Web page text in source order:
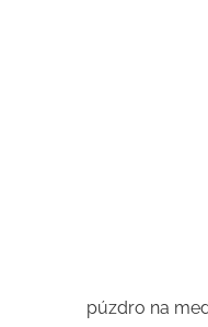
púzdro na